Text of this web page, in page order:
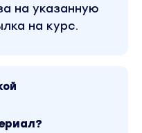
о своем доме,
и
на указанную
на курс.